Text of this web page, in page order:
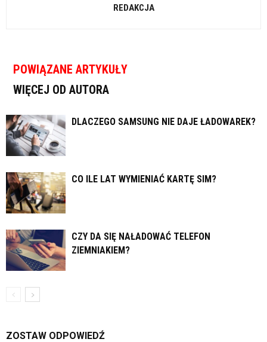
REDAKCJA
POWIĄZANE ARTYKUŁY
WIĘCEJ OD AUTORA
DLACZEGO SAMSUNG NIE DAJE ŁADOWAREK?
CO ILE LAT WYMIENIAĆ KARTĘ SIM?
CZY DA SIĘ NAŁADOWAĆ TELEFON
ZIEMNIAKIEM?
ZOSTAW ODPOWIEDŹ